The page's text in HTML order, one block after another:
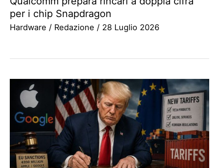
per i chip Snapdragon
Hardware / Redazione / 28 Luglio 2026